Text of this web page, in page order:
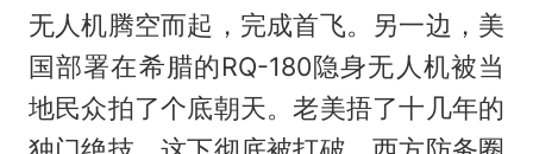
无人机腾空而起，完成首飞。另一边，美
国部署在希腊的RQ-180隐身无人机被当
地民众拍了个底朝天。老美捂了十几年的